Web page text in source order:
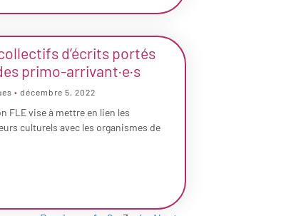
d’écrits portés
primo-arrivant·e·s
décembre 5, 2022
FLE vise à mettre en lien les
culturels avec les organismes de